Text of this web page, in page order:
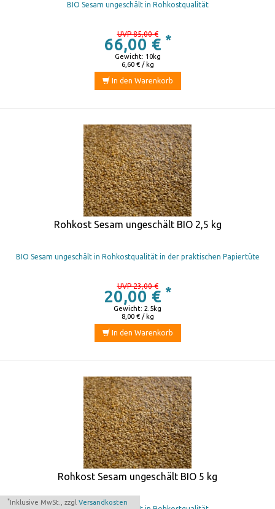
BIO Sesam ungeschält in Rohkostqualität
UVP 85,00 €
66,00 € *
6,60 € / kg
Gewicht: 10kg
In den Warenkorb
Rohkost Sesam ungeschält BIO 2,5 kg
BIO Sesam ungeschält in Rohkostqualität in der praktischen Papiertüte
UVP 23,00 €
20,00 € *
8,00 € / kg
Gewicht: 2.5kg
In den Warenkorb
Rohkost Sesam ungeschält BIO 5 kg
*Inklusive MwSt., zzgl Versandkosten